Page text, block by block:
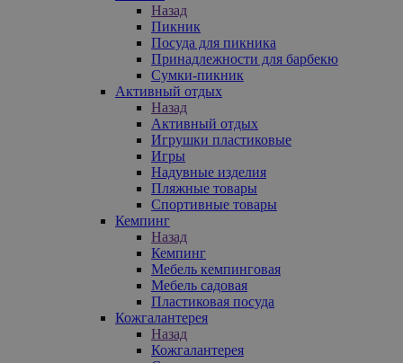
Назад
Пикник
Посуда для пикника
Принадлежности для барбекю
Сумки-пикник
Активный отдых
Назад
Активный отдых
Игрушки пластиковые
Игры
Надувные изделия
Пляжные товары
Спортивные товары
Кемпинг
Назад
Кемпинг
Мебель кемпинговая
Мебель садовая
Пластиковая посуда
Кожгалантерея
Назад
Кожгалантерея